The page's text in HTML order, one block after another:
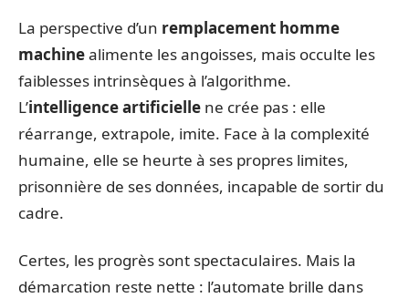
La perspective d’un remplacement homme
machinealimente les angoisses, mais occulte les
faiblesses intrinsèques à l’algorithme.
L’intelligence artificielle ne crée pas : elle
réarrange, extrapole, imite. Face à la complexité
humaine, elle se heurte à ses propres limites,
prisonnière de ses données, incapable de sortir du
cadre.
Certes, les progrès sont spectaculaires. Mais la
démarcation reste nette : l’automate brille dans